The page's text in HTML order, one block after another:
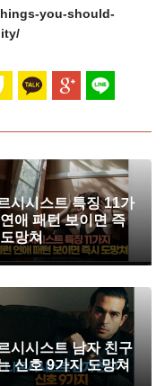
you-should-
시시스트 특징 11가
애 패턴 보이면 즉
망쳐
시시스트 남자 친구
신호 9가지 도망쳐